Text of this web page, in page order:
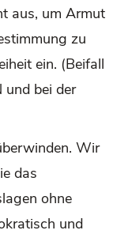
aus, um Armut
zu
ein. (Beifall
und bei der
Wir
das
ohne
und